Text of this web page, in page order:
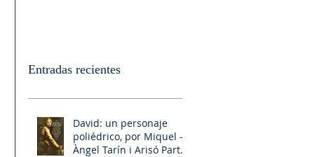
Entradas recientes
David: un personaje
poliédrico, por Miquel –
Àngel Tarín i Arisó Parte